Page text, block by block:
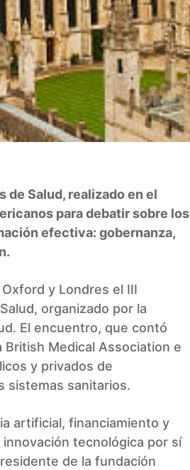
de Salud, realizado en el
para debatir sobre los
efectiva: gobernanza,
y Londres el III
organizado por la
El encuentro, que contó
Medical Association e
y privados de
sistemas sanitarios.
artificial, financiamiento y
tecnológica por sí
de la fundación